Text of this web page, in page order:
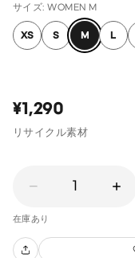
サイズ: WOMEN M
XS S M L
¥1,290
リサイクル素材
1
在庫あり